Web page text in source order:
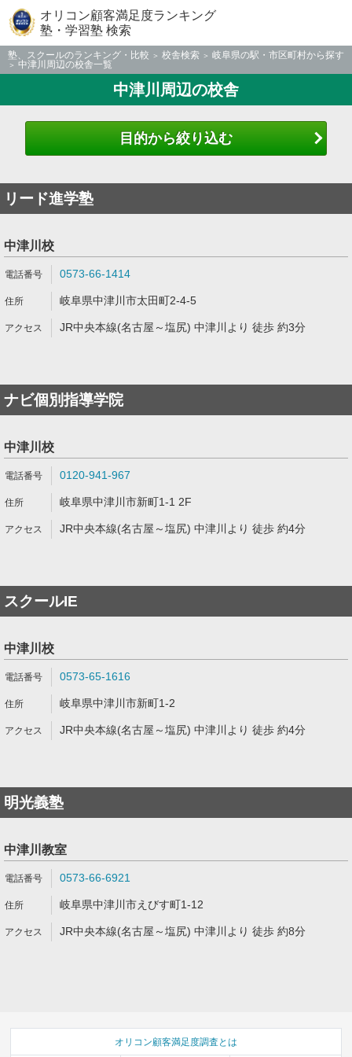
オリコン顧客満足度ランキング
塾・学習塾 検索
塾、スクールのランキング・比較 校舎検索
岐阜県の駅・市区町村から探す
中津川周辺の校舎一覧
中津川周辺の校舎
目的から絞り込む
リード進学塾
中津川校
0573-66-1414
岐阜県中津川市太田町2-4-5
JR中央本線(名古屋～塩尻) 中津川より 徒歩 約3分
ナビ個別指導学院
中津川校
0120-941-967
岐阜県中津川市新町1-1 2F
JR中央本線(名古屋～塩尻) 中津川より 徒歩 約4分
スクールIE
中津川校
0573-65-1616
岐阜県中津川市新町1-2
JR中央本線(名古屋～塩尻) 中津川より 徒歩 約4分
明光義塾
中津川教室
0573-66-6921
岐阜県中津川市えびす町1-12
JR中央本線(名古屋～塩尻) 中津川より 徒歩 約8分
オリコン顧客満足度調査とは